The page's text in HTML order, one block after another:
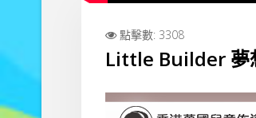
點擊數: 3308
Little Builder 夢